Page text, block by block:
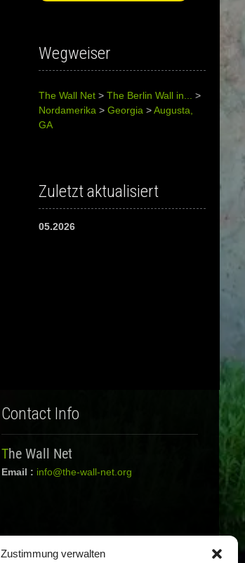
Zustimmung verwalten
Wegweiser
The Wall Net >The Berlin Wall in... >
Nordamerika >Georgia >Augusta,
GA
Zuletzt aktualisiert
05.2026
Contact Info
The Wall Net
Email : info@the-wall-net.org